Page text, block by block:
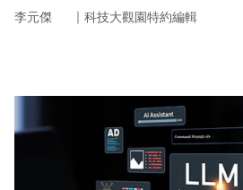
李元傑 ｜ 科技大觀園特約編輯